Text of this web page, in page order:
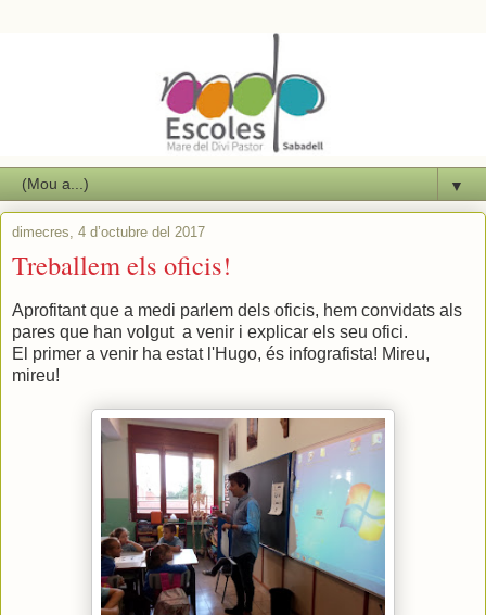
▼
dimecres, 4 d’octubre del 2017
Treballem els oficis!
Aprofitant que a medi parlem dels oficis, hem convidats als
pares que han volgut a venir i explicar els seu ofici.
El primer a venir ha estat l'Hugo, és infografista! Mireu,
mireu!